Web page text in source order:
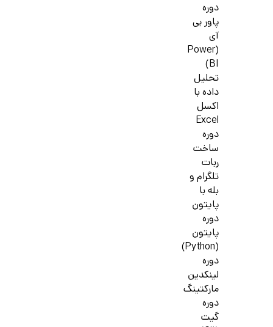
دوره
پاور بی
آی
(Power
BI)
تحلیل
داده با
اکسل
Excel
دوره
ساخت
ربات
تلگرام و
بله با
پایتون
دوره
پایتون
(Python)
دوره
لینکدین
مارکتینگ
دوره
گیت